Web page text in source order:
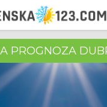
PROGNOZA